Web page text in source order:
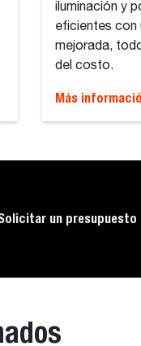
iluminación y
eficientes con
mejorada,
del costo.
Más
un presupuesto